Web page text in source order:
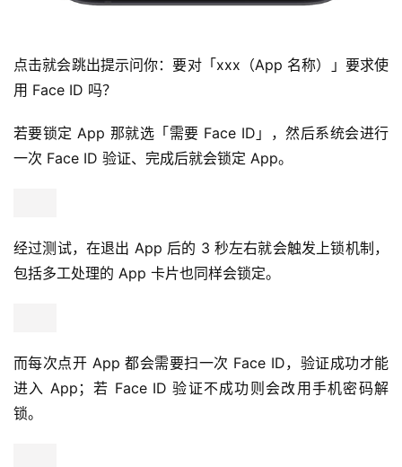
点击就会跳出提示问你：要对「xxx（App 名称）」要求使
用 Face ID 吗？
若要锁定 App 那就选「需要 Face ID」，然后系统会进行
一次 Face ID 验证、完成后就会锁定 App。
经过测试，在退出 App 后的 3 秒左右就会触发上锁机制，
包括多工处理的 App 卡片也同样会锁定。
而每次点开 App 都会需要扫一次 Face ID，验证成功才能
进入 App；若 Face ID 验证不成功则会改用手机密码解
锁。